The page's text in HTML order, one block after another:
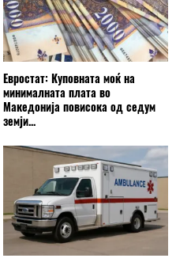
Евростат: Куповната моќ на
минималната плата во
Македонија повисока од седум
земји...